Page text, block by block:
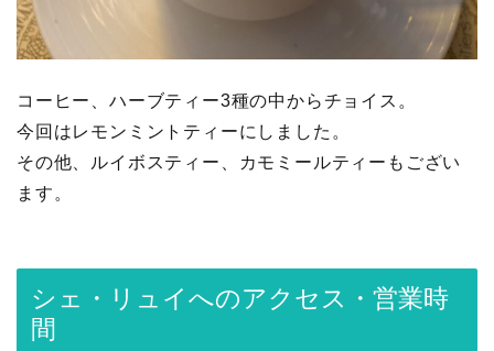
コーヒー、ハーブティー3種の中からチョイス。
今回はレモンミントティーにしました。
その他、ルイボスティー、カモミールティーもござい
ます。
シェ・リュイへのアクセス・営業時
間